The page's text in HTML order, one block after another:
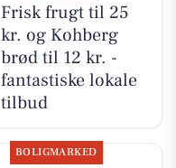
Frisk frugt til 25
kr. og Kohberg
brød til 12 kr. -
fantastiske lokale
tilbud
BOLIGMARKED